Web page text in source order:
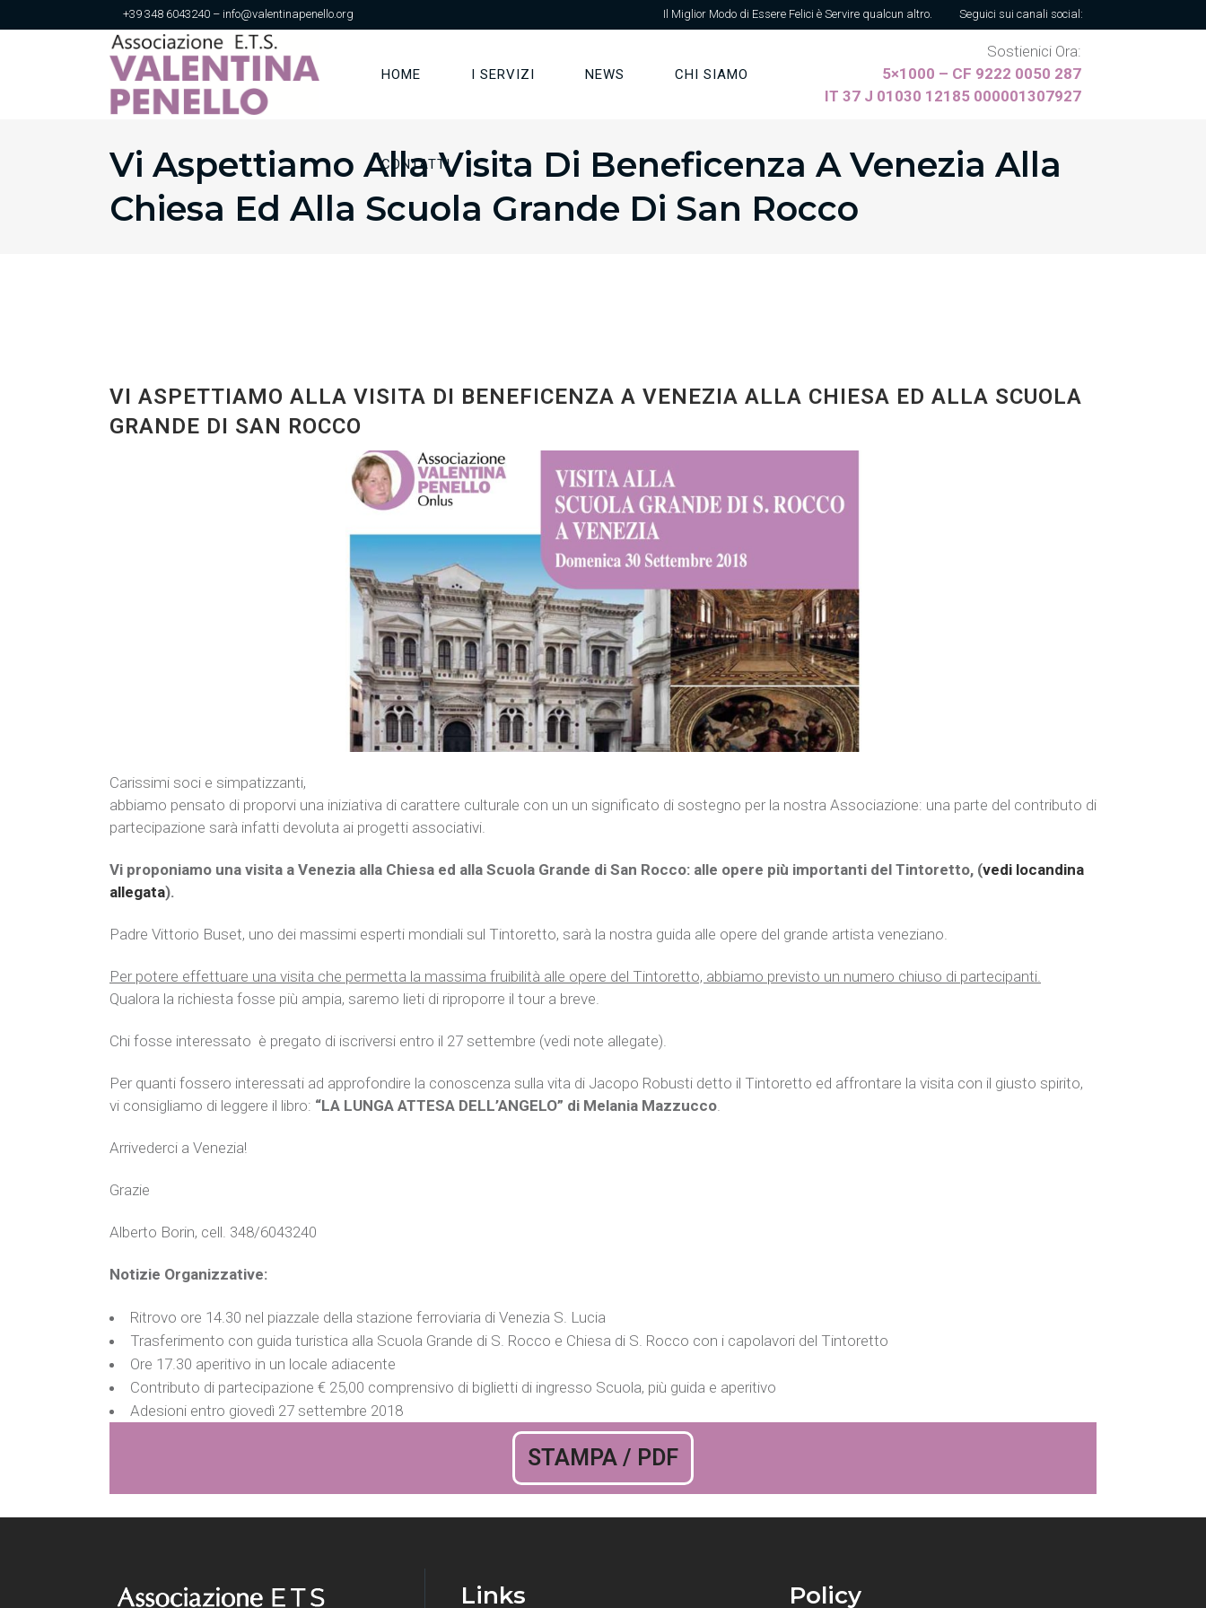
+39 348 6043240 – info@valentinapenello.org Il Miglior Modo di Essere Felici è Servire qualcun altro. Seguici sui canali social:
Sostienici Ora:
5×1000 – CF 9222 0050 287
IT 37 J 01030 12185 000001307927
HOME I SERVIZI NEWS CHI SIAMO
CONTATTI
Vi Aspettiamo Alla Visita Di Beneficenza A Venezia Alla
Chiesa Ed Alla Scuola Grande Di San Rocco
VI ASPETTIAMO ALLA VISITA DI BENEFICENZA A VENEZIA ALLA CHIESA ED ALLA SCUOLA
GRANDE DI SAN ROCCO
Carissimi soci e simpatizzanti,
abbiamo pensato di proporvi una iniziativa di carattere culturale con un un significato di sostegno per la nostra Associazione: una parte del contributo di
partecipazione sarà infatti devoluta ai progetti associativi.
Vi proponiamo una visita a Venezia alla Chiesa ed alla Scuola Grande di San Rocco: alle opere più importanti del Tintoretto, (vedi locandina
allegata).
Padre Vittorio Buset, uno dei massimi esperti mondiali sul Tintoretto, sarà la nostra guida alle opere del grande artista veneziano.
Per potere effettuare una visita che permetta la massima fruibilità alle opere del Tintoretto, abbiamo previsto un numero chiuso di partecipanti.
Qualora la richiesta fosse più ampia, saremo lieti di riproporre il tour a breve.
Chi fosse interessato è pregato di iscriversi entro il 27 settembre (vedi note allegate).
Per quanti fossero interessati ad approfondire la conoscenza sulla vita di Jacopo Robusti detto il Tintoretto ed affrontare la visita con il giusto spirito,
vi consigliamo di leggere il libro: “LA LUNGA ATTESA DELL’ANGELO” di Melania Mazzucco.
Arrivederci a Venezia!
Grazie
Alberto Borin, cell. 348/6043240
Notizie Organizzative:
Ritrovo ore 14.30 nel piazzale della stazione ferroviaria di Venezia S. Lucia
Trasferimento con guida turistica alla Scuola Grande di S. Rocco e Chiesa di S. Rocco con i capolavori del Tintoretto
Ore 17.30 aperitivo in un locale adiacente
Contributo di partecipazione € 25,00 comprensivo di biglietti di ingresso Scuola, più guida e aperitivo
Adesioni entro giovedì 27 settembre 2018
STAMPA / PDF
Links Policy